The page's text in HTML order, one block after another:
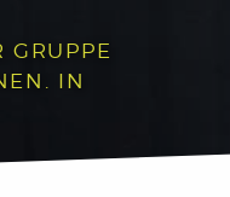
GRUPPE
IN